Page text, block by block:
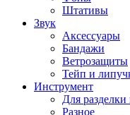
Штативы
Звук
Аксессуары
Бандажи
Ветрозащиты
Тейп и
Инструмент
Для разделки
Разное